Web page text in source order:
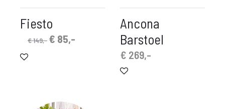
Fiesto
€149,- Oorspronkelijke
€ 85,-
Ancona
Barstoel
€ 269,-